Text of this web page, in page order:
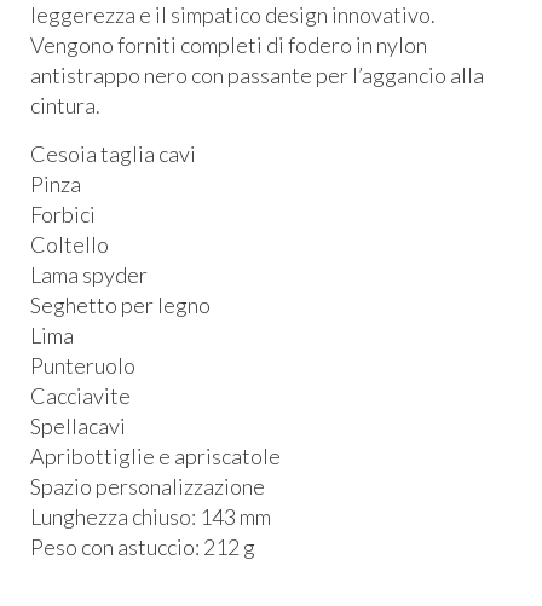
leggerezza e il simpatico design innovativo.
Vengono forniti completi di fodero in nylon
antistrappo nero con passante per l’aggancio alla
cintura.
Cesoia taglia cavi
Pinza
Forbici
Coltello
Lama spyder
Seghetto per legno
Lima
Punteruolo
Cacciavite
Spellacavi
Apribottiglie e apriscatole
Spazio personalizzazione
Lunghezza chiuso: 143 mm
Peso con astuccio: 212 g